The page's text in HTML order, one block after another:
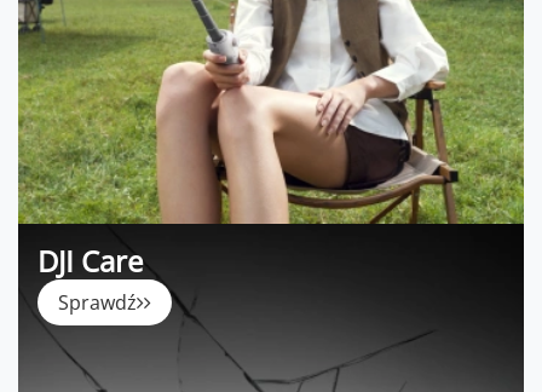
DJI Care
Sprawdź